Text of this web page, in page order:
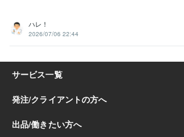
ハレ！
2026/07/06 22:44